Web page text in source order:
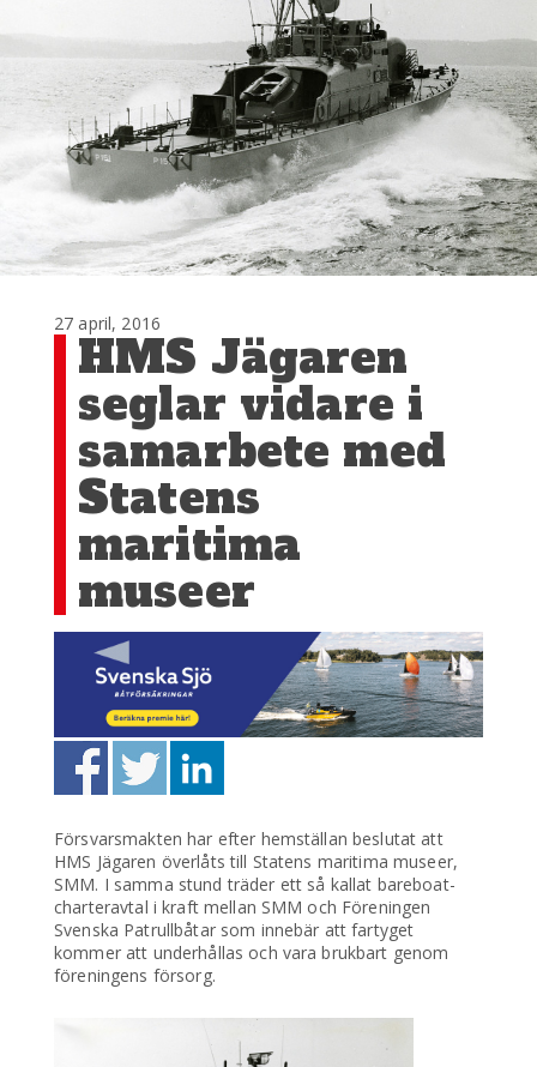
27 april, 2016
HMS Jägaren
seglar vidare i
samarbete med
Statens
maritima
museer
Försvarsmakten har efter hemställan beslutat att
HMS Jägaren överlåts till Statens maritima museer,
SMM. I samma stund träder ett så kallat bareboat-
charteravtal i kraft mellan SMM och Föreningen
Svenska Patrullbåtar som innebär att fartyget
kommer att underhållas och vara brukbart genom
föreningens försorg.